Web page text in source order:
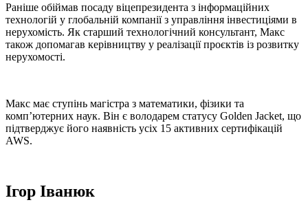
Раніше обіймав посаду віцепрезидента з інформаційних
технологій у глобальній компанії з управління інвестиціями в
нерухомість. Як старший технологічний консультант, Макс
також допомагав керівництву у реалізації проєктів із розвитку
нерухомості.
Макс має ступінь магістра з математики, фізики та
комп’ютерних наук. Він є володарем статусу Golden Jacket, що
підтверджує його наявність усіх 15 активних сертифікацій
AWS.
Ігор Іванюк